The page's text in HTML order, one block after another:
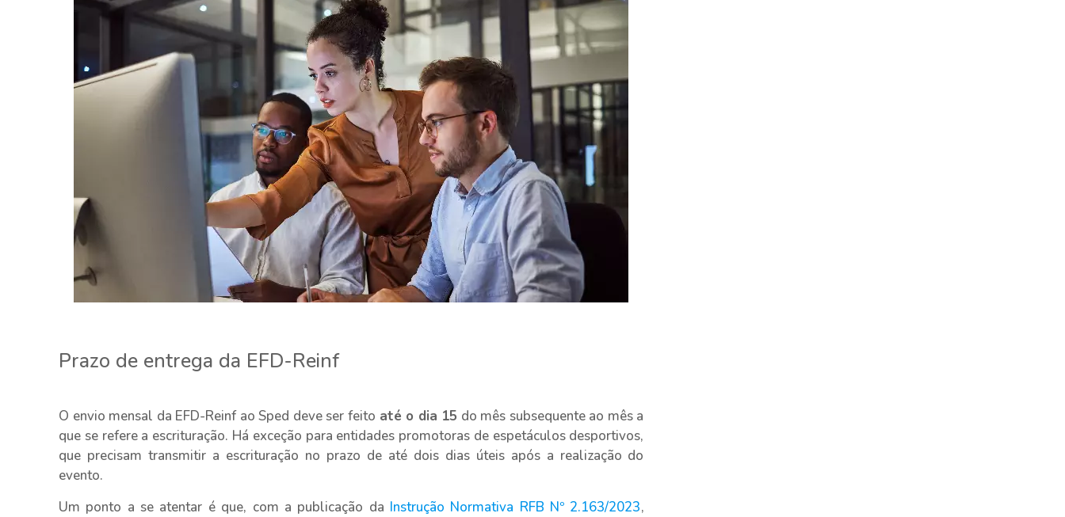
Prazo de entrega da EFD-Reinf
O envio mensal da EFD-Reinf ao Sped deve ser feito até o dia 15 do mês subsequente ao mês a
que se refere a escrituração. Há exceção para entidades promotoras de espetáculos desportivos,
que precisam transmitir a escrituração no prazo de até dois dias úteis após a realização do
evento.
Um ponto a se atentar é que, com a publicação da Instrução Normativa RFB Nº 2.163/2023,